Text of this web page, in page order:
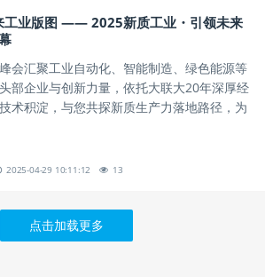
工业版图 —— 2025新质工业・引领未来
会汇聚工业自动化、智能制造、绿色能源等
部企业与创新力量，依托大联大20年深厚经
术积淀，与您共探新质生产力落地路径，为
2025-04-29 10:11:12 13
点击加载更多